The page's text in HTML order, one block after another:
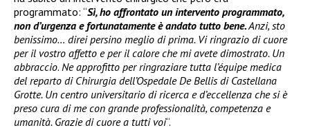
programmato: “Sì, ho affrontato un intervento programmato,
non d’urgenza e fortunatamente è andato tutto bene.Anzi, sto
benissimo… direi persino meglio di prima. Vi ringrazio di cuore
per il vostro affetto e per il calore che mi avete dimostrato. Un
abbraccio. Ne approfitto per ringraziare tutta l’équipe medica
del reparto di Chirurgia dell’Ospedale De Bellis di Castellana
Grotte. Un centro universitario di ricerca e d’eccellenza che si è
preso cura di me con grande professionalità, competenza e
umanità. Grazie di cuore a tutti voi“.